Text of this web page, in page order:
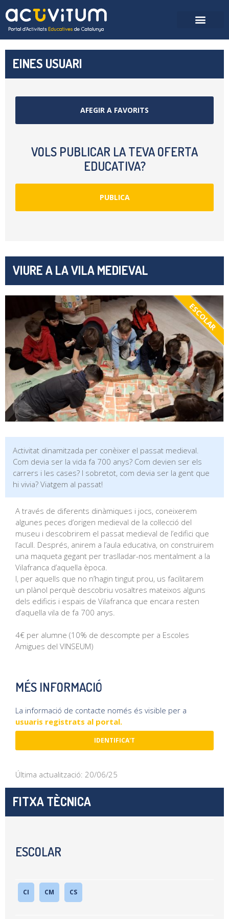
EINES USUARI
AFEGIR A FAVORITS
VOLS PUBLICAR LA TEVA OFERTA
EDUCATIVA?
PUBLICA
VIURE A LA VILA MEDIEVAL
ESCOLAR
Activitat dinamitzada per conèixer el passat medieval.
Com devia ser la vida fa 700 anys? Com devien ser els
carrers i les cases? I sobretot, com devia ser la gent que
hi vivia? Viatgem al passat!
A través de diferents dinàmiques i jocs, coneixerem
algunes peces d’origen medieval de la col·lecció del
museu i descobrirem el passat medieval de l’edifici que
l’acull. Després, anirem a l’aula educativa, on construirem
una maqueta gegant per traslladar-nos mentalment a la
Vilafranca d’aquella època.
I, per aquells que no n’hagin tingut prou, us facilitarem
un plànol perquè descobriu vosaltres mateixos alguns
dels edificis i espais de Vilafranca que encara resten
d’aquella vila de fa 700 anys.
4€ per alumne (10% de descompte per a Escoles
Amigues del VINSEUM)
MÉS INFORMACIÓ
La informació de contacte només és visible per a
usuaris registrats al portal.
IDENTIFICA'T
Última actualització: 20/06/25
FITXA TÈCNICA
ESCOLAR
CI CM CS